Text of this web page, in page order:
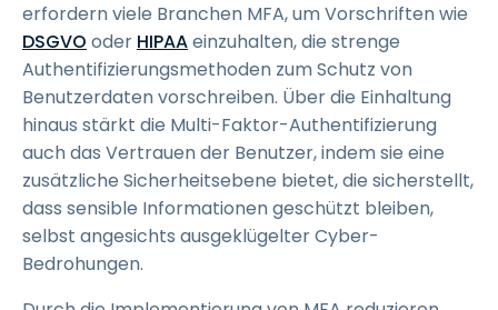
erfordern viele Branchen MFA, um Vorschriften wie
DSGVO oder HIPAAeinzuhalten, die strenge
Authentifizierungsmethoden zum Schutz von
Benutzerdaten vorschreiben. Über die Einhaltung
hinaus stärkt die Multi-Faktor-Authentifizierung
auch das Vertrauen der Benutzer, indem sie eine
zusätzliche Sicherheitsebene bietet, die sicherstellt,
dass sensible Informationen geschützt bleiben,
selbst angesichts ausgeklügelter Cyber-
Bedrohungen.